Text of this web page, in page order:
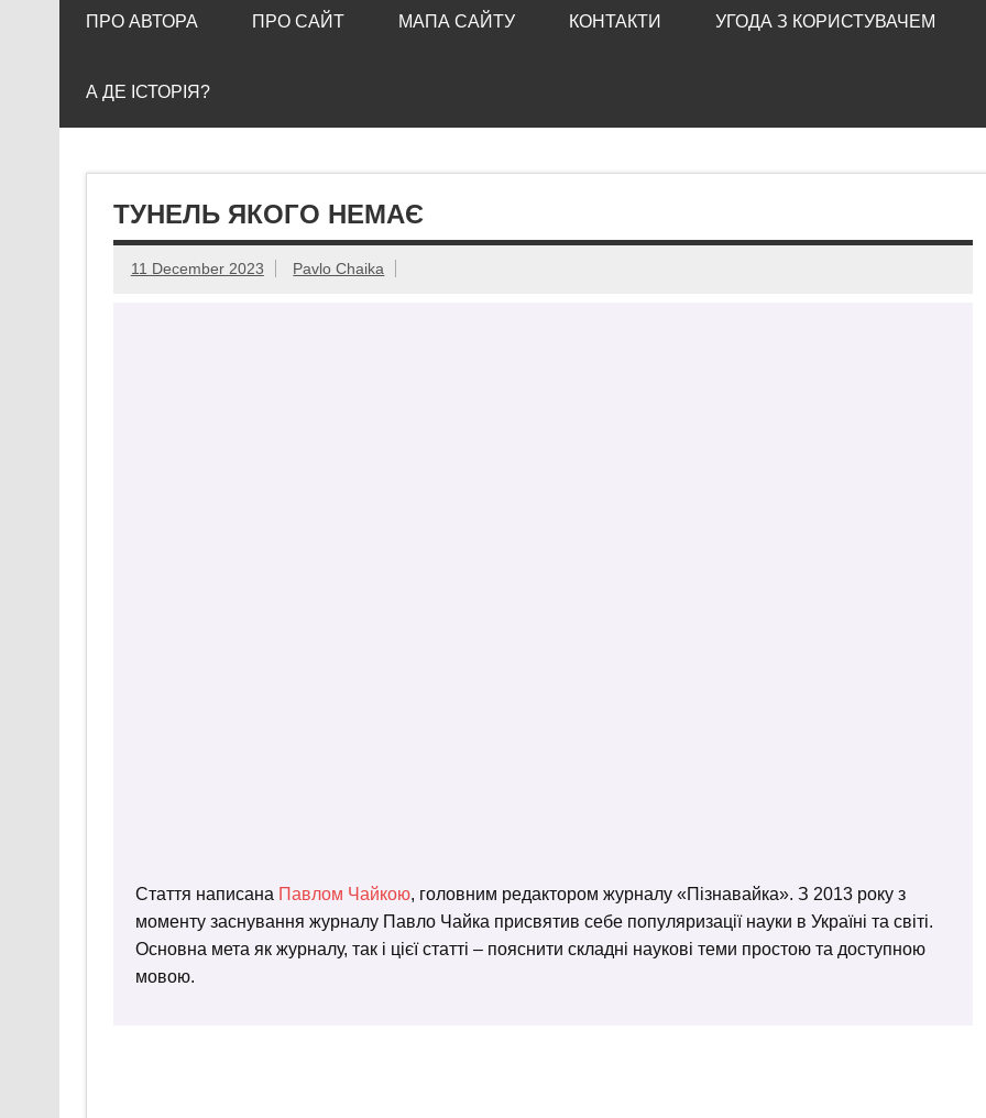
ПРО АВТОРА ПРО САЙТ МАПА САЙТУ КОНТАКТИ УГОДА З КОРИСТУВАЧЕМ
А ДЕ ІСТОРІЯ?
ТУНЕЛЬ ЯКОГО НЕМАЄ
11 December 2023 Pavlo Chaika
Стаття написана Павлом Чайкою, головним редактором журналу «Пізнавайка». З 2013 року з
моменту заснування журналу Павло Чайка присвятив себе популяризації науки в Україні та світі.
Основна мета як журналу, так і цієї статті – пояснити складні наукові теми простою та доступною
мовою.